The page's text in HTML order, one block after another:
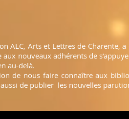
ALC, Arts et Lettres de Charente,
aux nouveaux adhérents de
au-delà.
de nous faire connaître aux
de publier les nouvelles